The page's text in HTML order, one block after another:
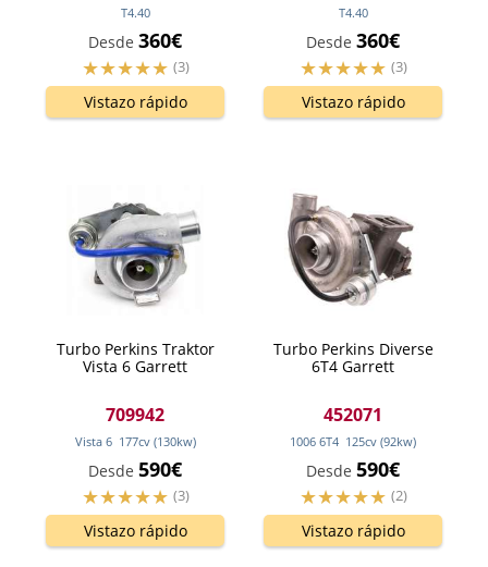
T4.40
Desde 360€
(3)
Vistazo rápido
T4.40
Desde 360€
(3)
Vistazo rápido
Turbo Perkins Traktor
Vista 6 Garrett
709942
Vista 6 177cv (130kw)
Desde 590€
(3)
Vistazo rápido
Turbo Perkins Diverse
6T4 Garrett
452071
1006 6T4 125cv (92kw)
Desde 590€
(2)
Vistazo rápido